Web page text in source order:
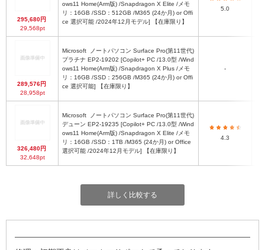
295,680円
29,568pt
ows11 Home(Arm版) /Snapdragon X Elite /メモ
リ：16GB /SSD：512GB /M365 (24か月) or Offi
ce 選択可能 /2024年12月モデル] 【在庫限り】
5.0
289,576円
28,958pt
Microsoft
プラチナ EP2-19202 [Copilot+ PC /13.0型 /Wind
ows11 Home(Arm版) /Snapdragon X Plus /メモ
リ：16GB /SSD：256GB /M365 (24か月) or Offi
ce 選択可能] 【在庫限り】
-
326,480円
32,648pt
Microsoft
デューン EP2-19235 [Copilot+ PC /13.0型 /Wind
ows11 Home(Arm版) /Snapdragon X Elite /メモ
リ：16GB /SSD：1TB /M365 (24か月) or Office
選択可能 /2024年12月モデル] 【在庫限り】
4.3
詳しく比較する